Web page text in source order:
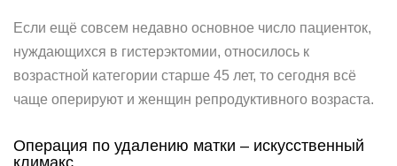
Если ещё совсем недавно основное число пациенток,
нуждающихся в гистерэктомии, относилось к
возрастной категории старше 45 лет, то сегодня всё
чаще оперируют и женщин репродуктивного возраста.
Операция по удалению матки – искусственный
климакс